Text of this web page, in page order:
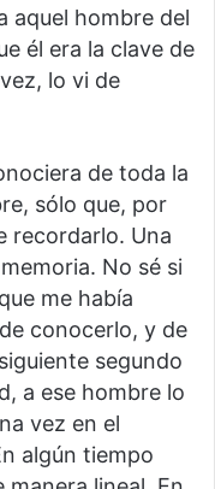
aquel hombre del
él era la clave de
lo vi de
de toda la
sólo que, por
recordarlo. Una
No sé si
me había
conocerlo, y de
segundo
a ese hombre lo
vez en el
algún tiempo